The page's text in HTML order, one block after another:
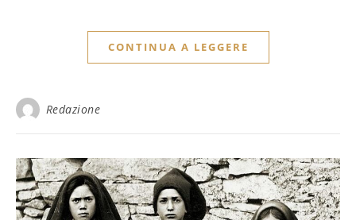
CONTINUA A LEGGERE
Redazione